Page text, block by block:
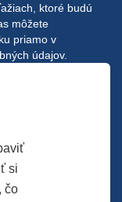
ktoré budú
môžete
priamo v
údajov.
si
čo